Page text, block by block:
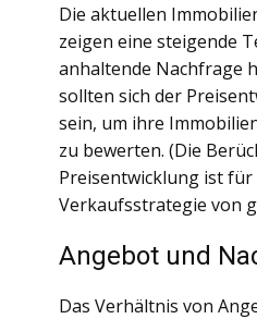
Die aktuellen
zeigen eine steigende
anhaltende Nachfrage
sollten sich der
sein, um ihre
zu bewerten. (Die
Preisentwicklung ist für
Verkaufsstrategie von
Angebot und
Das Verhältnis von